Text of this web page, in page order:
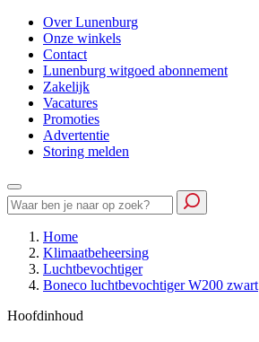
Over Lunenburg
Onze winkels
Contact
Lunenburg witgoed abonnement
Zakelijk
Vacatures
Promoties
Advertentie
Storing melden
Home
Klimaatbeheersing
Luchtbevochtiger
Boneco luchtbevochtiger W200 zwart
Hoofdinhoud